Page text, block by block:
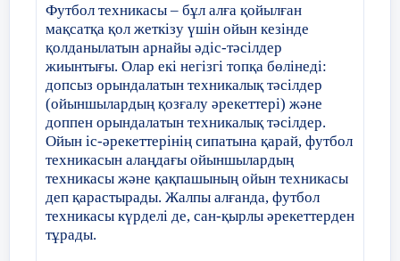
Футбол техникасы – бұл алға қойылған
мақсатқа қол жеткізу үшін ойын кезінде
қолданылатын арнайы әдіс-тәсілдер
жиынтығы. Олар екі негізгі топқа бөлінеді:
допсыз орындалатын техникалық тәсілдер
(ойыншылардың қозғалу әрекеттері) және
доппен орындалатын техникалық тәсілдер.
Ойын іс-әрекеттерінің сипатына қарай, футбол
техникасын алаңдағы ойыншылардың
техникасы және қақпашының ойын техникасы
деп қарастырады. Жалпы алғанда, футбол
техникасы күрделі де, сан-қырлы әрекеттерден
тұрады.